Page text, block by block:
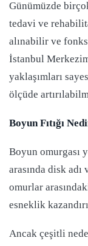
Günümüzde
tedavi ve
alınabilir ve
İstanbul
yaklaşımları
ölçüde
Boyun Fıtığı
Boyun omurgası
arasında disk
omurlar
esneklik
Ancak çeşitli